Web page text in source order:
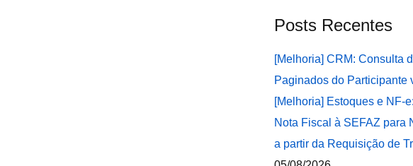
Posts Recentes
[Melhoria] CRM: Consulta
Paginados do Participante
[Melhoria] Estoques e NF-
Nota Fiscal à SEFAZ para
a partir da Requisição de